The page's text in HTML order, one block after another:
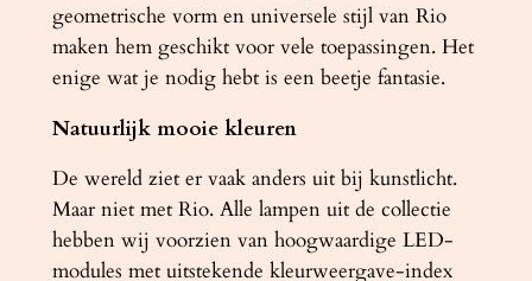
geometrische vorm en universele stijl van Rio
maken hem geschikt voor vele toepassingen. Het
enige wat je nodig hebt is een beetje fantasie.
Natuurlijk mooie kleuren
De wereld ziet er vaak anders uit bij kunstlicht.
Maar niet met Rio. Alle lampen uit de collectie
hebben wij voorzien van hoogwaardige LED-
modules met uitstekende kleurweergave-index